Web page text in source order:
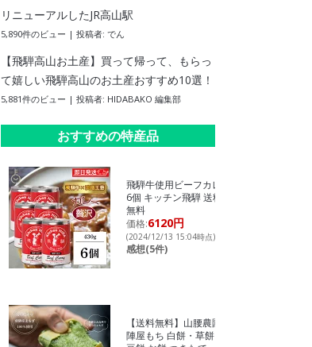
リニューアルしたJR高山駅
5,890件のビュー | 投稿者: でん
【飛騨高山お土産】買って帰って、もらっ
て嬉しい飛騨高山のお土産おすすめ10選！
5,881件のビュー | 投稿者: HIDABAKO 編集部
おすすめの特産品
飛騨牛使用ビーフカレー
6個 キッチン飛騨 送料
無料
価格:6120円
(2024/12/13 15:04時点)
感想(5件)
【送料無料】山腰農園
陣屋もち 白餅・草餅・